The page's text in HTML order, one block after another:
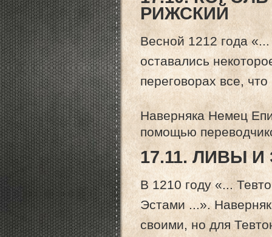
РИЖСКИЙ
Весной 1212 года
оставались
переговорах все,
Наверняка Немец
помощью
17.11. ЛИВЫ
В 1210 году «...
Эстами ...».
своими, но для